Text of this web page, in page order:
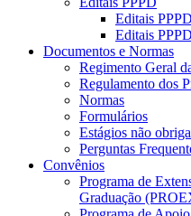
Editais
Editais
Documentos e Normas
Regimento Geral
Regulamento dos
Normas
Formulários
Estágios não
Perguntas
Convênios
Programa de
Graduação